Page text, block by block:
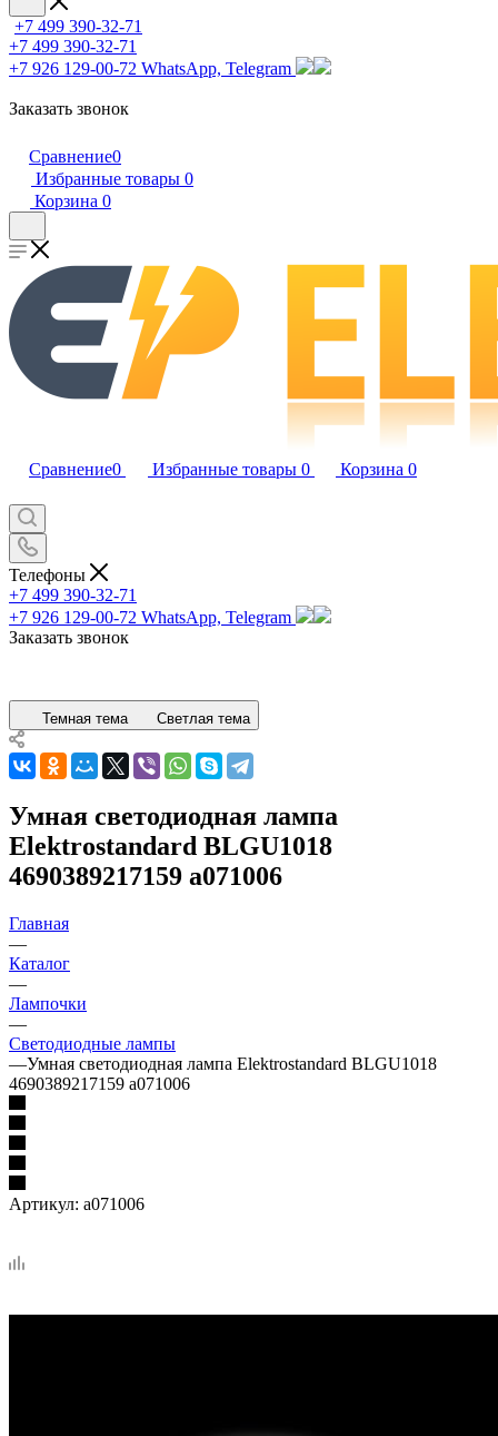
+7 499 390-32-71
+7 499 390-32-71
+7 926 129-00-72 WhatsApp, Telegram
Заказать звонок
Сравнение0
Избранные товары 0
Корзина 0
Сравнение0 Избранные товары 0 Корзина 0
Телефоны
+7 499 390-32-71
+7 926 129-00-72 WhatsApp, Telegram
Заказать звонок
Темная тема Светлая тема
Умная светодиодная лампа
Elektrostandard BLGU1018
4690389217159 a071006
Главная
—
Каталог
—
Лампочки
—
Светодиодные лампы
—Умная светодиодная лампа Elektrostandard BLGU1018
4690389217159 a071006
Артикул: a071006